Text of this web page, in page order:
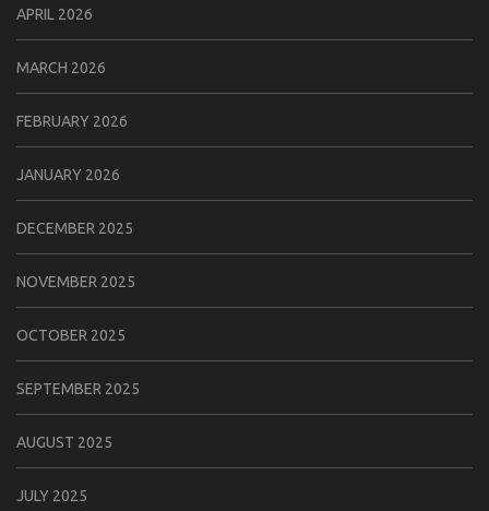
APRIL 2026
MARCH 2026
FEBRUARY 2026
JANUARY 2026
DECEMBER 2025
NOVEMBER 2025
OCTOBER 2025
SEPTEMBER 2025
AUGUST 2025
JULY 2025